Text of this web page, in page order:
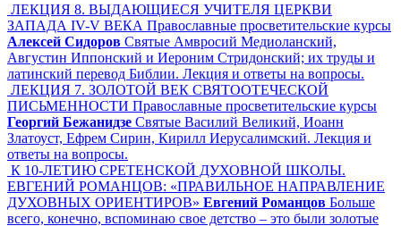
ЛЕКЦИЯ 8. ВЫДАЮЩИЕСЯ УЧИТЕЛЯ ЦЕРКВИ
ЗАПАДА IV-V ВЕКА Православные просветительские курсы
Алексей Сидоров Святые Амвросий Медиоланский,
Августин Иппонский и Иероним Стридонский; их труды и
латинский перевод Библии. Лекция и ответы на вопросы.
ЛЕКЦИЯ 7. ЗОЛОТОЙ ВЕК СВЯТООТЕЧЕСКОЙ
ПИСЬМЕННОСТИ Православные просветительские курсы
Георгий Бежанидзе Святые Василий Великий, Иоанн
Златоуст, Ефрем Сирин, Кирилл Иерусалимский. Лекция и
ответы на вопросы.
К 10-ЛЕТИЮ СРЕТЕНСКОЙ ДУХОВНОЙ ШКОЛЫ.
ЕВГЕНИЙ РОМАНЦОВ: «ПРАВИЛЬНОЕ НАПРАВЛЕНИЕ
ДУХОВНЫХ ОРИЕНТИРОВ» Евгений Романцов Больше
всего, конечно, вспоминаю свое детство – это были золотые